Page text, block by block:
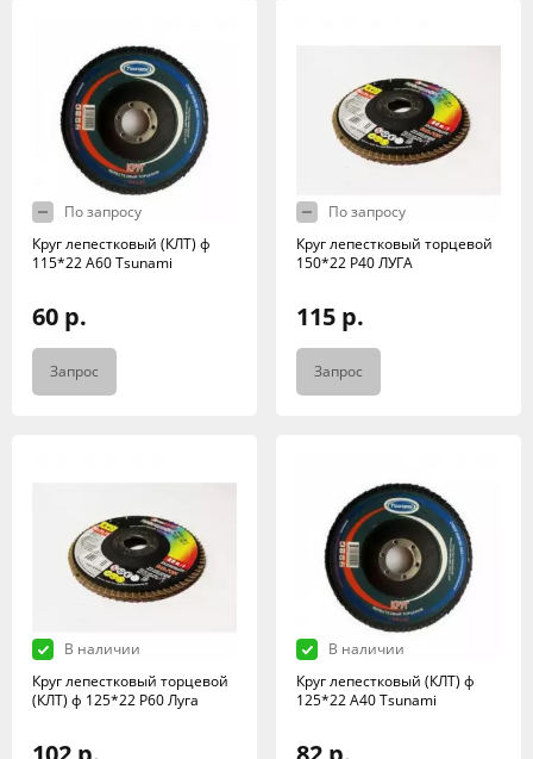
По запросу
Круг лепестковый (КЛТ) ф
115*22 А60 Tsunami
60 р.
Запрос
По запросу
Круг лепестковый торцевой
150*22 Р40 ЛУГА
115 р.
Запрос
В наличии
Круг лепестковый торцевой
(КЛТ) ф 125*22 Р60 Луга
В наличии
Круг лепестковый (КЛТ) ф
125*22 А40 Tsunami